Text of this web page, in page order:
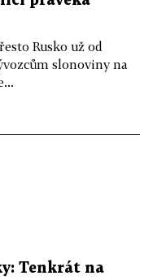
Rusko už od
slonoviny na
Tenkrát na